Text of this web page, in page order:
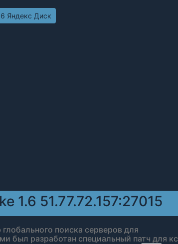
Яндекс Диск
1.6 51.77.72.157:27015
поиска серверов для
был разработан специальный патч для кс